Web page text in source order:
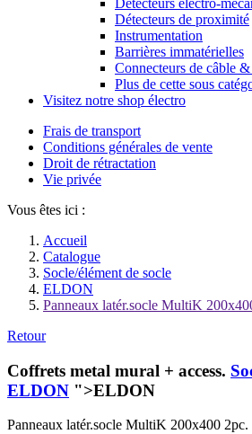
Détecteurs de proximité
Instrumentation
Barrières immatérielles
Connecteurs de câble
Plus de cette sous
Visitez notre shop électro
Frais de transport
Conditions générales de vente
Droit de rétractation
Vie privée
Vous êtes ici :
Accueil
Catalogue
Socle/élément de socle
ELDON
Panneaux latér.socle MultiK
Retour
Coffrets metal mural + access.
ELDON ">ELDON
Panneaux latér.socle MultiK 200x400 2pc.